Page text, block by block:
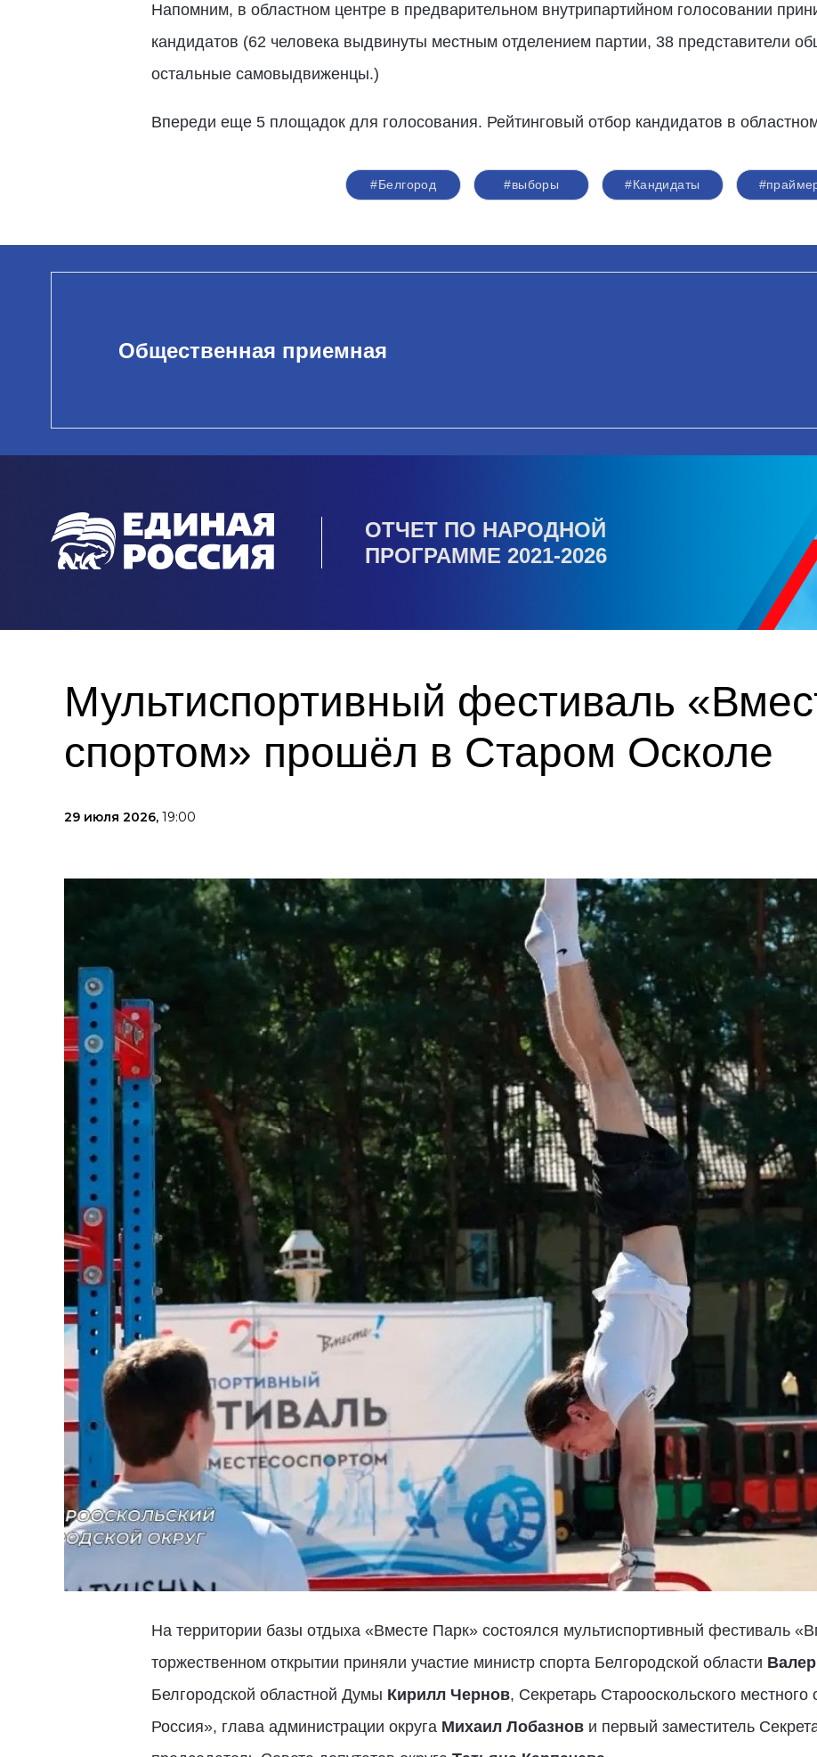
Напомним, в областном центре в предварительном внутрипартийном голосовании
кандидатов (62 человека выдвинуты местным отделением партии, 38 представители
остальные самовыдвиженцы.)
Впереди еще 5 площадок для голосования. Рейтинговый отбор кандидатов в
#Белгород #выборы #Кандидаты
Общественная приемная
ОТЧЕТ ПО НАРОДНОЙ
ПРОГРАММЕ 2021-2026
Мультиспортивный фестиваль
спортом» прошёл в Старом Осколе
29 июля 2026, 19:00
На территории базы отдыха «Вместе Парк» состоялся мультиспортивный фестиваль
торжественном открытии приняли участие министр спорта Белгородской области
Белгородской областной Думы Кирилл Чернов, Секретарь Старооскольского
Россия», глава администрации округа Михаил Лобазнов и первый заместитель